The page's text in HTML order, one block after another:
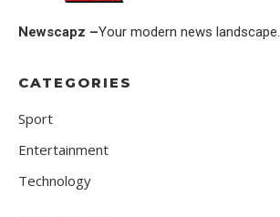
Newscapz –Your modern news landscape.
CATEGORIES
Sport
Entertainment
Technology